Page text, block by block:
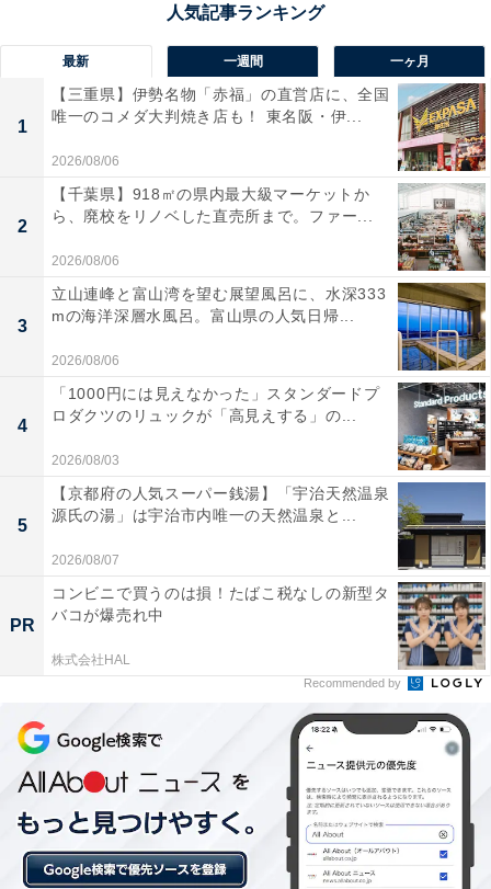
二子新地駅前はだいぶこざっぱり
二子新地駅の改札周りは、東急線のガード下に設けられ
たシンプルな構造。多摩川を挟んで反対側の二子玉川駅
とは正反対の、のんびりとした空気が駅前にも流れてい
ます。
小さなベンチもあるので、ちょっとした休憩にも
改札の向かいには「富士ガーデン二子新地駅前店
」があ
最新 一週間 一ヶ月
1
【三重県】伊勢名物「赤福」の直営店に、全国
唯一のコメダ大判焼き店も！ 東名阪・伊...
2026/08/06
2
【千葉県】918㎡の県内最大級マーケットか
ら、廃校をリノベした直売所まで。ファー...
2026/08/06
3
立山連峰と富山湾を望む展望風呂に、水深333
mの海洋深層水風呂。富山県の人気日帰...
2026/08/06
4
「1000円には見えなかった」スタンダードプ
ロダクツのリュックが「高見えする」の...
2026/08/03
5
【京都府の人気スーパー銭湯】「宇治天然温泉
源氏の湯」は宇治市内唯一の天然温泉と...
2026/08/07
PR
コンビニで買うのは損！たばこ税なしの新型タ
バコが爆売れ中
株式会社HAL
Recommended by